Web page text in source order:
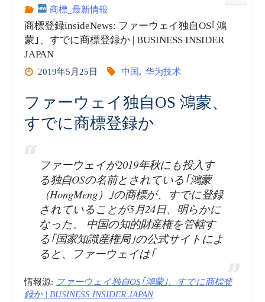
商標_最新情報
商標登録insideNews: ファーウェイ独自OS｢鴻
蒙｣、すでに商標登録か | BUSINESS INSIDER
JAPAN
2019年5月25日 中国, 华为技术
ファーウェイ独自OS 鴻蒙、
すでに商標登録か
ファーウェイが2019年秋にも投入す
る独自OSの名前とされている｢鴻蒙
（HongMeng）｣の商標が、すでに登録
されていることが5月24日、明らかに
なった。 中国の知的財産権を管轄す
る｢国家知識産権局｣の公式サイトによ
ると、ファーウェイは｢
情報源: ファーウェイ独自OS｢鴻蒙｣、すでに商標登
録か | BUSINESS INSIDER JAPAN